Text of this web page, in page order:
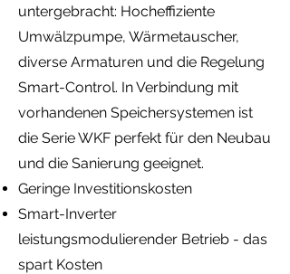
untergebracht: Hocheffiziente
Umwälzpumpe, Wärmetauscher,
diverse Armaturen und die Regelung
Smart-Control. In Verbindung mit
vorhandenen Speichersystemen ist
die Serie WKF perfekt für den Neubau
und die Sanierung geeignet.
Geringe Investitionskosten
Smart-Inverter
leistungsmodulierender Betrieb - das
spart Kosten